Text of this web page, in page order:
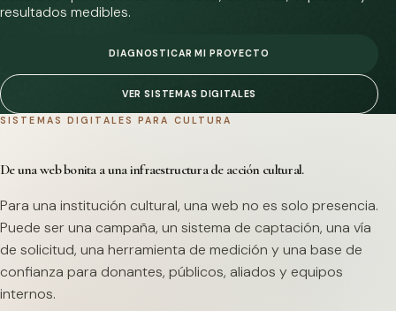
resultados medibles.
DIAGNOSTICAR MI PROYECTO
VER SISTEMAS DIGITALES
SISTEMAS DIGITALES PARA CULTURA
De una web bonita a una infraestructura de acción cultural.
Para una institución cultural, una web no es solo presencia.
Puede ser una campaña, un sistema de captación, una vía
de solicitud, una herramienta de medición y una base de
confianza para donantes, públicos, aliados y equipos
internos.